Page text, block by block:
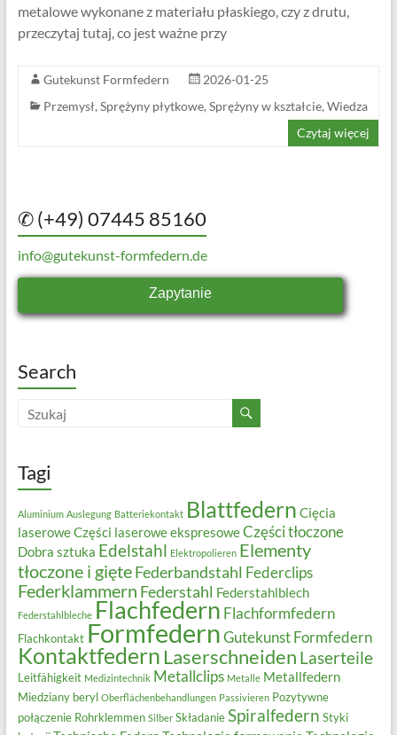
metalowe wykonane z materiału płaskiego, czy z drutu,
przeczytaj tutaj, co jest ważne przy
Gutekunst Formfedern
2026-01-25
Przemysł, Sprężyny płytkowe, Sprężyny w kształcie, Wiedza
Czytaj więcej
✆ (+49) 07445 85160
info@gutekunst-formfedern.de
Zapytanie
Search
Tagi
Aluminium Auslegung Batteriekontakt Blattfedern Cięcia
laseroweCzęści laserowe ekspresoweCzęści tłoczone
Dobra sztuka Edelstahl Elektropolieren Elementy
tłoczone i gięteFederbandstahl Federclips
Federklammern Federstahl Federstahlblech
Federstahlbleche Flachfedern Flachformfedern
Flachkontakt FormfedernGutekunst Formfedern
Kontaktfedern Laserschneiden Laserteile
Leitfähigkeit Medizintechnik Metallclips Metalle Metallfedern
Miedziany beryl Oberflächenbehandlungen Passivieren Pozytywne
połączenie Rohrklemmen Silber Składanie Spiralfedern Styki